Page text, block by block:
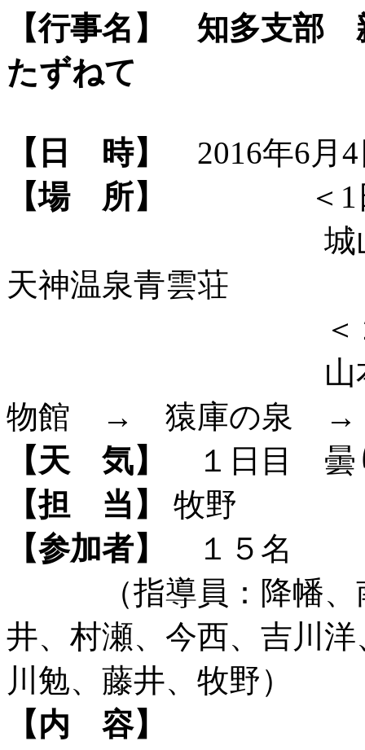
【行事名】
知多支部
たずねて
【日 時】
2016年6月4
【場 所】
＜1日
城山史跡の
天神温泉青雲荘
＜２日
山本のハナ
物館 → 猿庫の泉 →
【天 気】
１日目 曇
【担 当】
牧野
【参加者】
１５名
（指導員：降幡、南
井、村瀬、今西、吉川
川勉、藤井、牧野）
【内 容】